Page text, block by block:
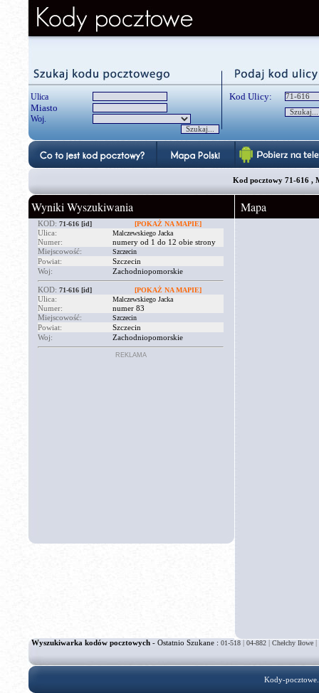
Ulica
Miasto
Woj.
Kod Ulicy:
Kod pocztowy 71-616 ,
Wyniki Wyszukiwania
KOD: 71-616 [id] [POKAŻ NA MAPIE]
Ulica: Malczewskiego Jacka
Numer:
numery od 1 do 12 obie strony
Miejscowość:
Szczecin
Powiat:
Szczecin
Woj:
Zachodniopomorskie
KOD: 71-616 [id] [POKAŻ NA MAPIE]
Ulica: Malczewskiego Jacka
Numer:
numer 83
Miejscowość:
Szczecin
Powiat:
Szczecin
Woj:
Zachodniopomorskie
REKLAMA
Mapa
Wyszukiwarka kodów pocztowych - Ostatnio Szukane : 01-518|04-882|Chełchy Iłowe|
Kody-